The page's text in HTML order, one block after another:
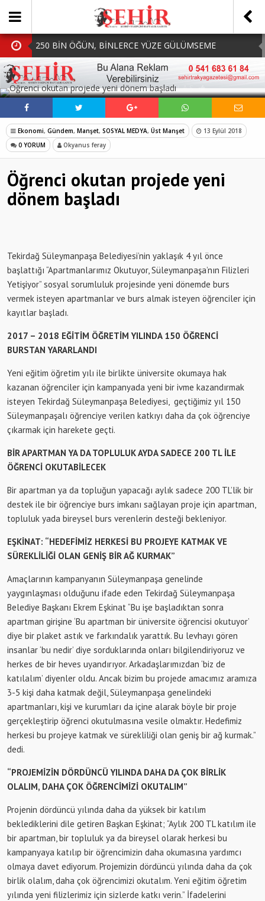
250 BİN ÖĞÜN, BİNLERCE YÜZE GÜLÜMSEME
BAŞKAN MÜGE YILDIZ TOPAK: ‘SOSYAL
BELEDİYECİLİKTE HİÇBİR HEMŞERİMİZİ YALNIZ
BIRAKMIYORUZ!’
MHP Çorlu İlçe Teşkilatında Yeni Dönem Başladı:
Mazbatalar Alındı
Dolu Vurdu, Büyükşehir Üreticiyi Yalnız Bırakmadı
SOFRALARDA BEREKETİ, GÖNÜLLERDE DAYANIŞMAYI
SOSYAL MEDYADA PAYLAŞ
Ekonomi, Gündem, Manşet, SOSYAL MEDYA, Üst Manşet
13 Eylül 2018
0 YORUM
Okyanus feray
Öğrenci okutan projede yeni
dönem başladı
Tekirdağ Süleymanpaşa Belediyesi’nin yaklaşık 4 yıl önce
başlattığı “Apartmanlarımız Okutuyor, Süleymanpaşa’nın Filizleri
Yetişiyor” sosyal sorumluluk projesinde yeni dönemde burs
vermek isteyen apartmanlar ve burs almak isteyen öğrenciler için
kayıtlar başladı.
2017 – 2018 EĞİTİM ÖĞRETİM YILINDA 150 ÖĞRENCİ
BURSTAN YARARLANDI
Yeni eğitim öğretim yılı ile birlikte üniversite okumaya hak
kazanan öğrenciler için kampanyada yeni bir ivme kazandırmak
isteyen Tekirdağ Süleymanpaşa Belediyesi, geçtiğimiz yıl 150
Süleymanpaşalı öğrenciye verilen katkıyı daha da çok öğrenciye
çıkarmak için harekete geçti.
BİR APARTMAN YA DA TOPLULUK AYDA SADECE 200 TL İLE
ÖĞRENCİ OKUTABİLECEK
Bir apartman ya da topluğun yapacağı aylık sadece 200 TL’lik bir
destek ile bir öğrenciye burs imkanı sağlayan proje için apartman,
topluluk yada bireysel burs verenlerin desteği bekleniyor.
EŞKİNAT: “HEDEFİMİZ HERKESİ BU PROJEYE KATMAK VE
SÜREKLİLİĞİ OLAN GENİŞ BİR AĞ KURMAK”
Amaçlarının kampanyanın Süleymanpaşa genelinde
yaygınlaşması olduğunu ifade eden Tekirdağ Süleymanpaşa
Belediye Başkanı Ekrem Eşkinat “Bu işe başladıktan sonra
apartman girişine ‘Bu apartman bir üniversite öğrencisi okutuyor’
diye bir plaket astık ve farkındalık yarattık. Bu levhayı gören
insanlar ‘bu nedir’ diye sorduklarında onları bilgilendiriyoruz ve
herkes de bir heves uyandırıyor. Arkadaşlarımızdan ‘biz de
katılalım’ diyenler oldu. Ancak bizim bu projede amacımız aramıza
3-5 kişi daha katmak değil, Süleymanpaşa genelindeki
apartmanları, kişi ve kurumları da içine alarak böyle bir proje
gerçekleştirip öğrenci okutulmasına vesile olmaktır. Hedefimiz
herkesi bu projeye katmak ve sürekliliği olan geniş bir ağ kurmak.”
dedi.
“PROJEMİZİN DÖRDÜNCÜ YILINDA DAHA DA ÇOK BİRLİK
OLALIM, DAHA ÇOK ÖĞRENCİMİZİ OKUTALIM”
Projenin dördüncü yılında daha da yüksek bir katılım
beklediklerini dile getiren Başkan Eşkinat; “Aylık 200 TL katılım ile
bir apartman, bir topluluk ya da bireysel olarak herkesi bu
kampanyaya katılıp bir öğrencimizin daha okumasına yardımcı
olmaya davet ediyorum. Projemizin dördüncü yılında daha da çok
birlik olalım, daha çok öğrencimizi okutalım. Yeni eğitim öğretim
yılında yeni filizlerimiz için sizlerde katkı verin.” İfadelerini